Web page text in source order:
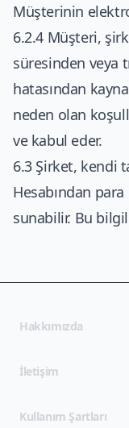
Müşterinin
6.2.4 Müşteri,
süresinden veya
hatasından
neden olan
ve kabul eder.
6.3 Şirket, kendi
Hesabından
sunabilir. Bu
Hakkımızda
İletişim
Kullanım Şartları